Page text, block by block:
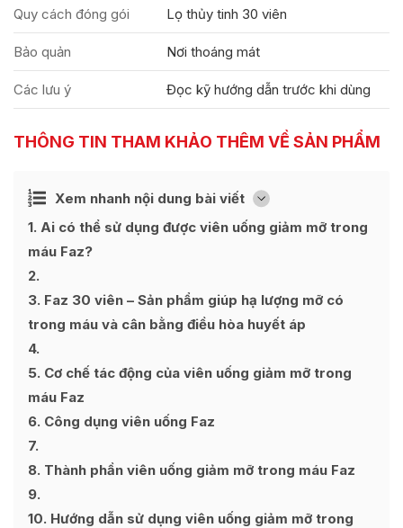
Quy cách đóng gói Lọ thủy tinh 30 viên
Bảo quản Nơi thoáng mát
Các lưu ý Đọc kỹ hướng dẫn trước khi dùng
THÔNG TIN THAM KHẢO THÊM VỀ SẢN PHẨM
Xem nhanh nội dung bài viết [
Ẩn
1 Ai có thể sử dụng được viên uống giảm mỡ trong
máu Faz?
2
3 Faz 30 viên – Sản phẩm giúp hạ lượng mỡ có
trong máu và cân bằng điều hòa huyết áp
4
5 Cơ chế tác động của viên uống giảm mỡ trong
máu Faz
6 Công dụng viên uống Faz
7
8 Thành phần viên uống giảm mỡ trong máu Faz
9
10 Hướng dẫn sử dụng viên uống giảm mỡ trong